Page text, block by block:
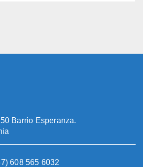
Barrio Esperanza.
608 565 6032